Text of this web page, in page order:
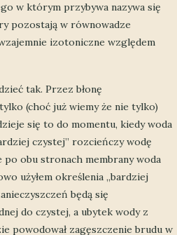
w którym przybywa nazywa się
pozostają w równowadze
izotoniczne względem
tak. Przez błonę
(choć już wiemy że nie tylko)
się to do momentu, kiedy woda
czystej” rozcieńczy wodę
obu stronach membrany woda
użyłem określenia „bardziej
będą się
do czystej, a ubytek wody z
powodował zagęszczenie brudu w